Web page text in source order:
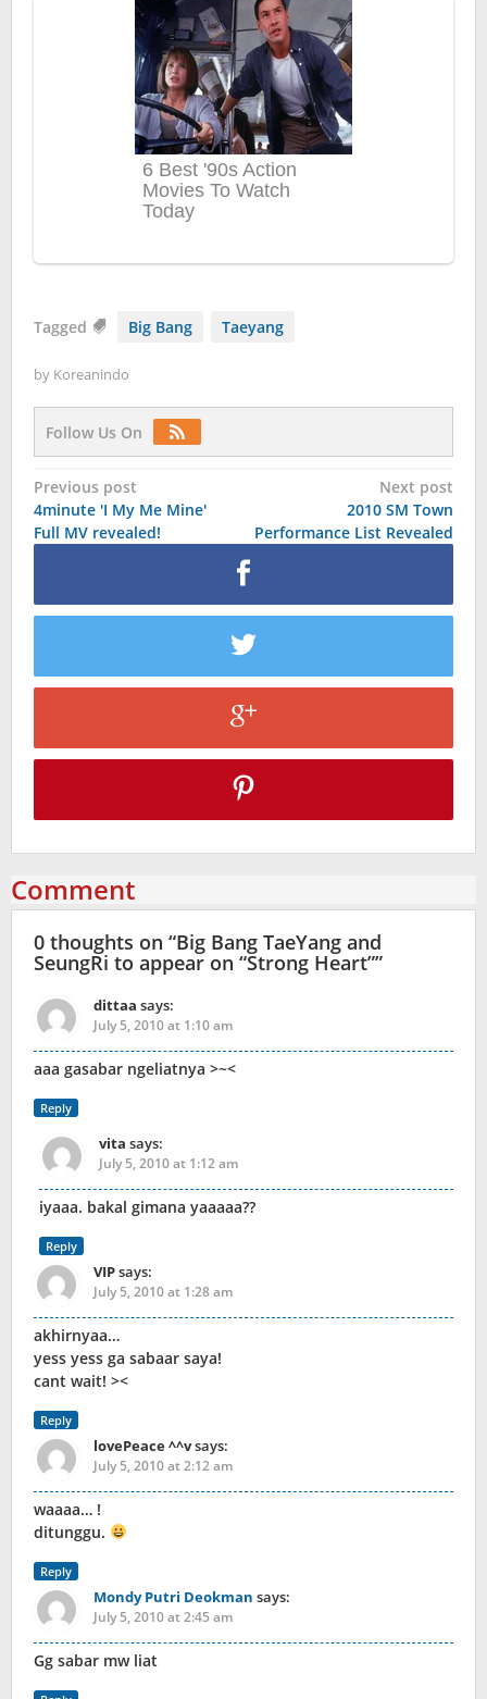
Tagged Big Bang Taeyang
by Koreanindo
Follow Us On
Post
navigation
Previous post
4minute 'I My Me Mine'
Full MV revealed!
Next post
2010 SM Town
Performance List Revealed
Comment
0 thoughts on “Big Bang TaeYang and
SeungRi to appear on “Strong Heart””
dittaa says:
July 5, 2010 at 1:10 am
aaa gasabar ngeliatnya >~<
Reply
vita says:
July 5, 2010 at 1:12 am
iyaaa. bakal gimana yaaaaa??
Reply
VIPsays:
July 5, 2010 at 1:28 am
akhirnyaa…
yess yess ga sabaar saya!
cant wait! ><
Reply
lovePeace ^^vsays:
July 5, 2010 at 2:12 am
waaaa… !
ditunggu.
Reply
Mondy Putri Deokman says:
July 5, 2010 at 2:45 am
Gg sabar mw liat